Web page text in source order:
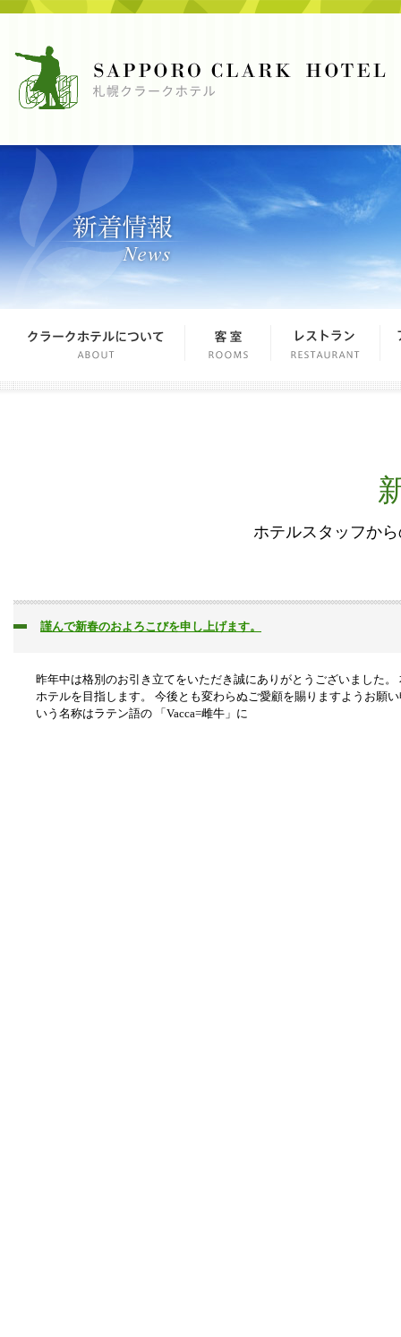
ホテルスタッフか
謹んで新春のおよろこびを申し上げます。
昨年中は格別のお引き立てをいただき誠にありがとうございました
ホテルを目指します。 今後とも変わらぬご愛顧を賜りますようお願
いう名称はラテン語の 「Vacca=雌牛」に